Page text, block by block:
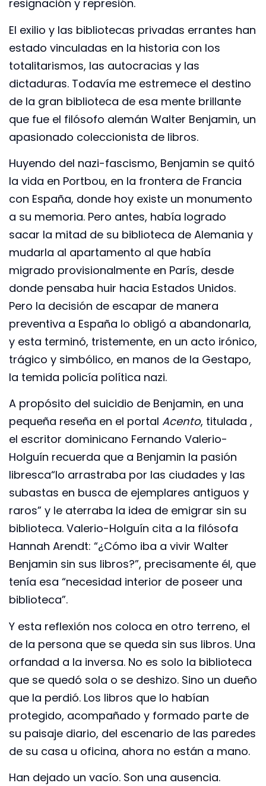
resignación y represión.
El exilio y las bibliotecas privadas errantes han
estado vinculadas en la historia con los
totalitarismos, las autocracias y las
dictaduras. Todavía me estremece el destino
de la gran biblioteca de esa mente brillante
que fue el filósofo alemán Walter Benjamin, un
apasionado coleccionista de libros.
Huyendo del nazi-fascismo, Benjamin se quitó
la vida en Portbou, en la frontera de Francia
con España, donde hoy existe un monumento
a su memoria. Pero antes, había logrado
sacar la mitad de su biblioteca de Alemania y
mudarla al apartamento al que había
migrado provisionalmente en París, desde
donde pensaba huir hacia Estados Unidos.
Pero la decisión de escapar de manera
preventiva a España lo obligó a abandonarla,
y esta terminó, tristemente, en un acto irónico,
trágico y simbólico, en manos de la Gestapo,
la temida policía política nazi.
A propósito del suicidio de Benjamin, en una
pequeña reseña en el portal Acento, titulada ,
el escritor dominicano Fernando Valerio-
Holguín recuerda que a Benjamin la pasión
libresca“lo arrastraba por las ciudades y las
subastas en busca de ejemplares antiguos y
raros” y le aterraba la idea de emigrar sin su
biblioteca. Valerio-Holguín cita a la filósofa
Hannah Arendt: “¿Cómo iba a vivir Walter
Benjamin sin sus libros?”, precisamente él, que
tenía esa “necesidad interior de poseer una
biblioteca”.
Y esta reflexión nos coloca en otro terreno, el
de la persona que se queda sin sus libros. Una
orfandad a la inversa. No es solo la biblioteca
que se quedó sola o se deshizo. Sino un dueño
que la perdió. Los libros que lo habían
protegido, acompañado y formado parte de
su paisaje diario, del escenario de las paredes
de su casa u oficina, ahora no están a mano.
Han dejado un vacío. Son una ausencia.